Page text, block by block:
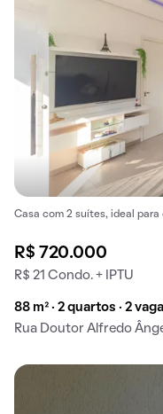
Casa com 2 suítes, ideal para
R$ 720.000
R$ 21 Condo. + IPTU
88 m² · 2 quartos · 2
Rua Doutor Alfredo